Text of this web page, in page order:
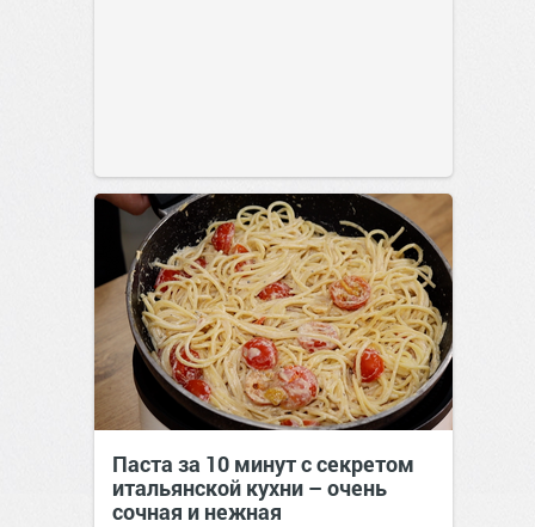
Паста за 10 минут с секретом
итальянской кухни – очень
сочная и нежная